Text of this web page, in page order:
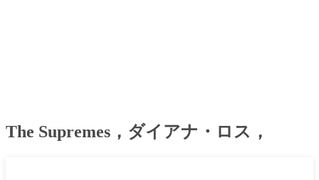
The Supremes，ダイアナ・ロス，